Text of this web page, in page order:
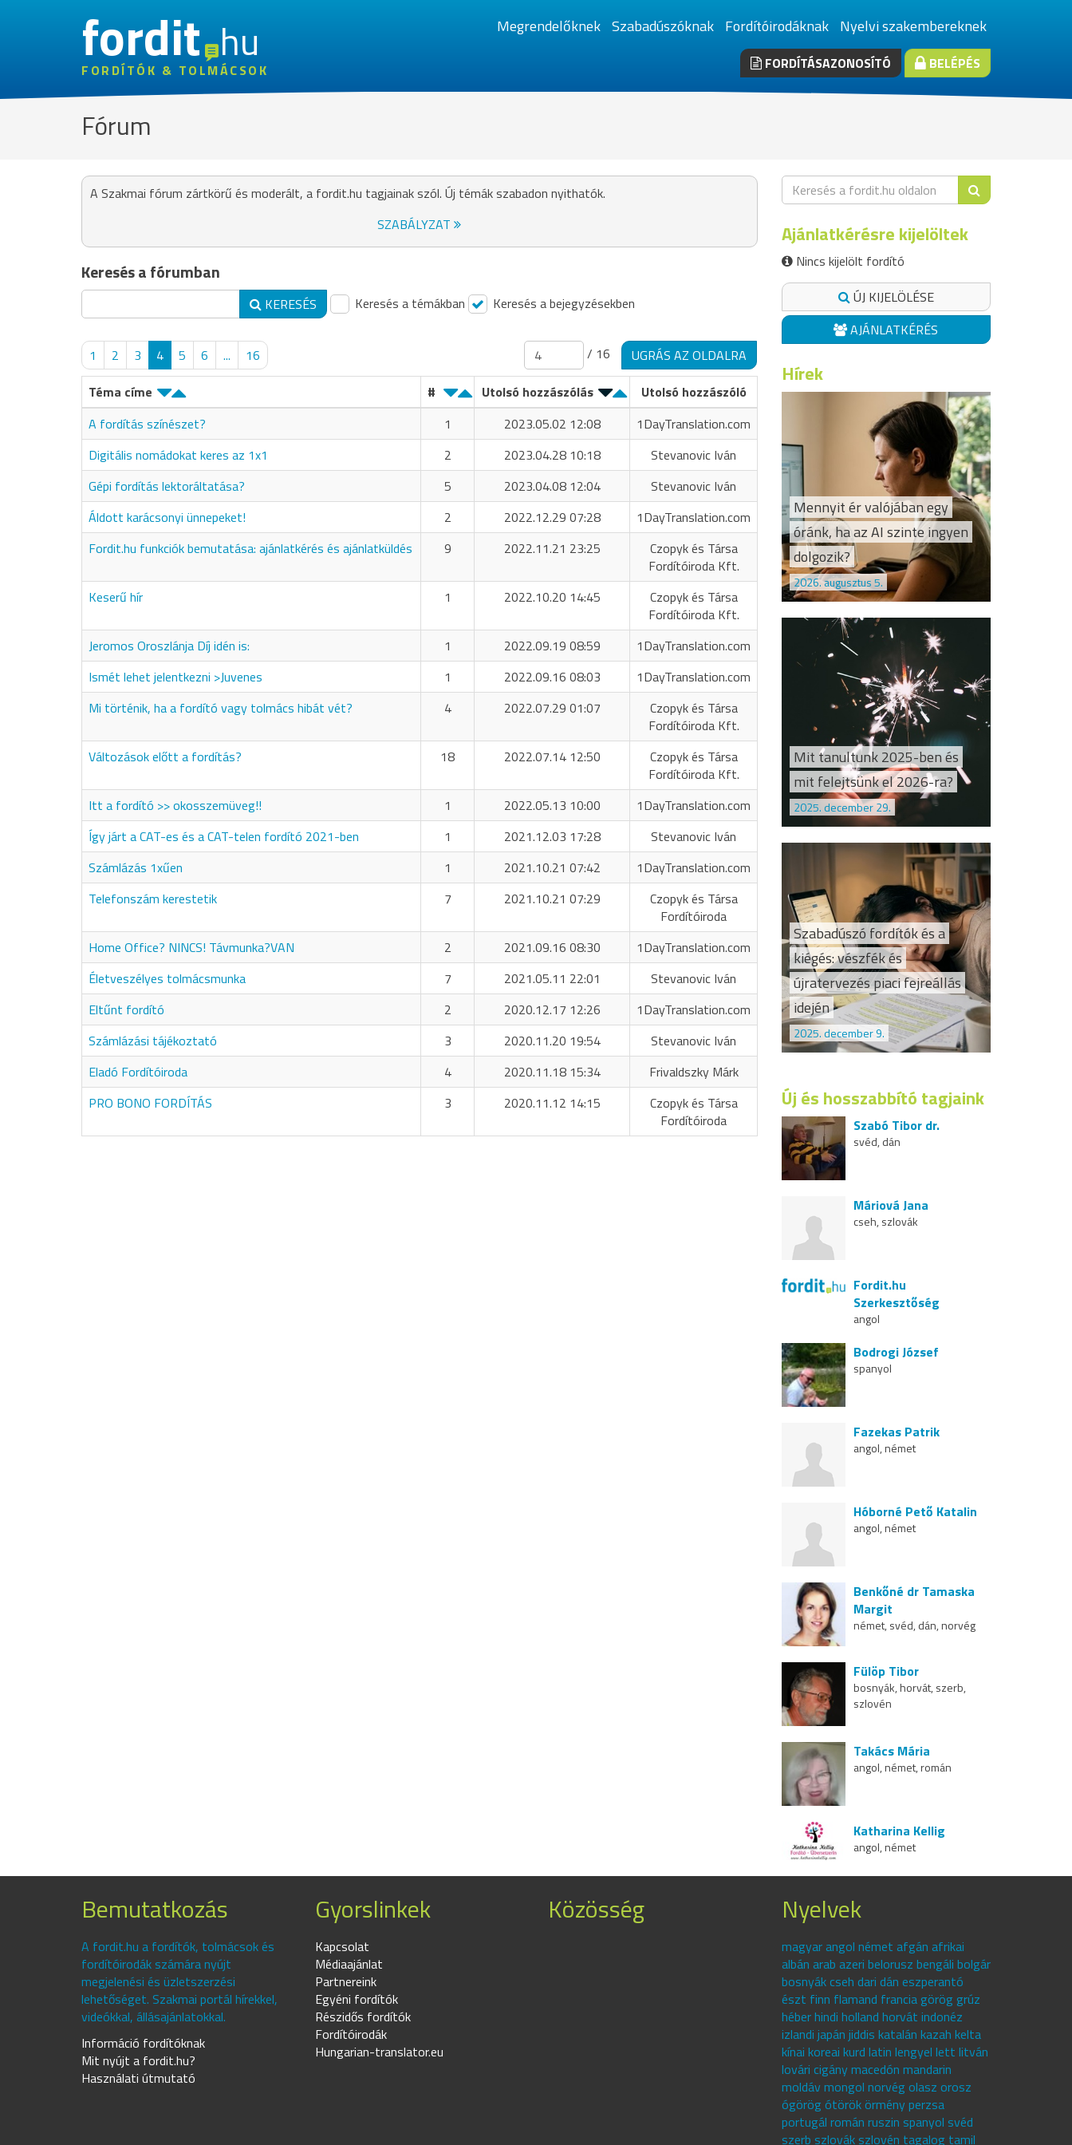
fordithu
FORDÍTÓK & TOLMÁCSOK
Megrendelőknek Szabadúszóknak Fordítóirodáknak Nyelvi szakembereknek
FORDÍTÁSAZONOSÍTÓ BELÉPÉS
Fórum
A Szakmai fórum zártkörű és moderált, a fordit.hu tagjainak szól. Új témák szabadon nyithatók.
SZABÁLYZAT
Keresés a fórumban
KERESÉS Keresés a témákban Keresés a bejegyzésekben
1 2 3 4 5 6 ... 16 / 16
UGRÁS AZ OLDALRA
Téma címe
# Utolsó hozzászólás
Utolsó hozzászóló
A fordítás színészet?
1 2023.05.02 12:08
1DayTranslation.com
Digitális nomádokat keres az 1x1
2 2023.04.28 10:18
Stevanovic Iván
Gépi fordítás lektoráltatása?
5 2023.04.08 12:04
Stevanovic Iván
Áldott karácsonyi ünnepeket!
2 2022.12.29 07:28
1DayTranslation.com
Fordit.hu funkciók bemutatása: ajánlatkérés és ajánlatküldés
9 2022.11.21 23:25
Czopyk és Társa
Fordítóiroda Kft.
Keserű hír
1 2022.10.20 14:45
Czopyk és Társa
Fordítóiroda Kft.
Jeromos Oroszlánja Díj idén is:
1 2022.09.19 08:59
1DayTranslation.com
Ismét lehet jelentkezni >Juvenes
1 2022.09.16 08:03
1DayTranslation.com
Mi történik, ha a fordító vagy tolmács hibát vét?
4 2022.07.29 01:07
Czopyk és Társa
Fordítóiroda Kft.
Változások előtt a fordítás?
18 2022.07.14 12:50
Czopyk és Társa
Fordítóiroda Kft.
Itt a fordító >> okosszemüveg!!
1 2022.05.13 10:00
1DayTranslation.com
Így járt a CAT-es és a CAT-telen fordító 2021-ben
1 2021.12.03 17:28
Stevanovic Iván
Számlázás 1xűen
1 2021.10.21 07:42
1DayTranslation.com
Telefonszám kerestetik
7 2021.10.21 07:29
Czopyk és Társa
Fordítóiroda
Home Office? NINCS! Távmunka?VAN
2 2021.09.16 08:30
1DayTranslation.com
Életveszélyes tolmácsmunka
7 2021.05.11 22:01
Stevanovic Iván
Eltűnt fordító
2 2020.12.17 12:26
1DayTranslation.com
Számlázási tájékoztató
3 2020.11.20 19:54
Stevanovic Iván
Eladó Fordítóiroda
4 2020.11.18 15:34
Frivaldszky Márk
PRO BONO FORDÍTÁS
3 2020.11.12 14:15
Czopyk és Társa
Fordítóiroda
Ajánlatkérésre kijelöltek
Nincs kijelölt fordító
ÚJ KIJELÖLÉSE
AJÁNLATKÉRÉS
Hírek
Mennyit ér valójában egy
óránk, ha az AI szinte ingyen
dolgozik?
2026. augusztus 5.
Mit tanultunk 2025-ben és
mit felejtsünk el 2026-ra?
2025. december 29.
Szabadúszó fordítók és a
kiégés: vészfék és
újratervezés piaci fejreállás
idején
2025. december 9.
Új és hosszabbító tagjaink
Szabó Tibor dr.
svéd, dán
Máriová Jana
cseh, szlovák
Fordit.hu
Szerkesztőség
angol
Bodrogi József
spanyol
Fazekas Patrik
angol, német
Hóborné Pető Katalin
angol, német
Benkőné dr Tamaska
Margit
német, svéd, dán, norvég
Fülöp Tibor
bosnyák, horvát, szerb,
szlovén
Takács Mária
angol, német, román
Katharina Kellig
angol, német
Bemutatkozás
A fordit.hu a fordítók, tolmácsok és
fordítóirodák számára nyújt
megjelenési és üzletszerzési
lehetőséget. Szakmai portál hírekkel,
videókkal, állásajánlatokkal.
Információ fordítóknak
Mit nyújt a fordit.hu?
Használati útmutató
Gyorslinkek
Kapcsolat
Médiaajánlat
Partnereink
Egyéni fordítók
Részidős fordítók
Fordítóirodák
Hungarian-translator.eu
Közösség Nyelvek
magyar angol német afgán afrikai
albán arab azeri belorusz bengáli bolgár
bosnyák cseh dari dán eszperantó
észt finn flamand francia görög grúz
héber hindi holland horvát indonéz
izlandi japán jiddis katalán kazah kelta
kínai koreai kurd latin lengyel lett litván
lovári cigány macedón mandarin
moldáv mongol norvég olasz orosz
ógörög ótörök örmény perzsa
portugál román ruszin spanyol svéd
szerb szlovák szlovén tagalog tamil